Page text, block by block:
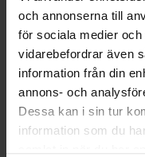
och annonserna till
för sociala medier
vidarebefordrar även
information från din
annons- och
Dessa kan i sin tur
information som du
som innebär att
arbetssökande
näringsbyrån anser
ordna intervjun. De
ska man sträva
Också undantaget